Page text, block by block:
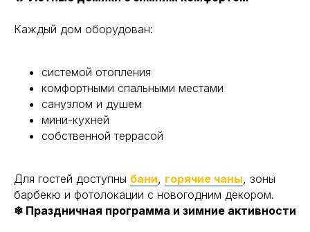
Каждый дом оборудован:
системой отопления
комфортными спальными местами
санузлом и душем
мини-кухней
собственной террасой
Для гостей доступны бани, горячие чаны, зоны
барбекю и фотолокации с новогодним декором.
❄ Праздничная программа и зимние активности